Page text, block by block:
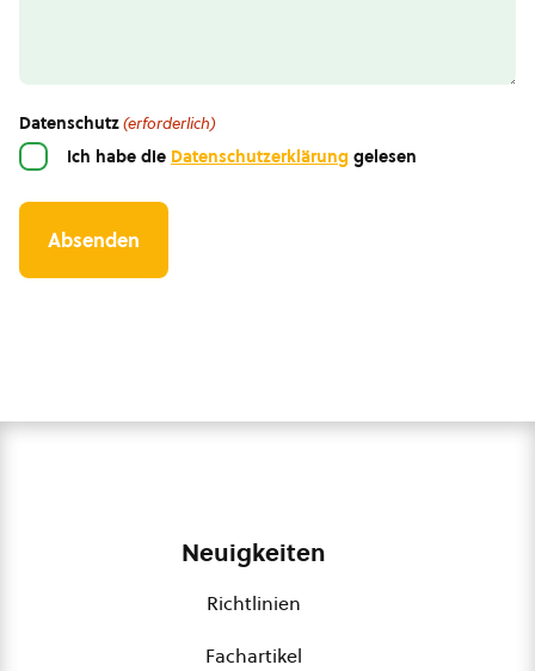
Datenschutz(erforderlich)
Ich habe die Datenschutzerklärung gelesen
Neuigkeiten
Richtlinien
Fachartikel